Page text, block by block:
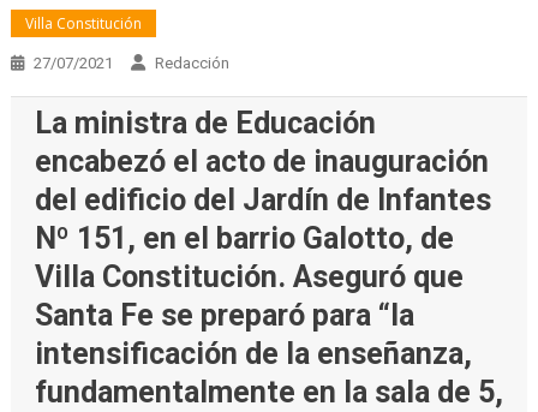
Villa Constitución
27/07/2021 Redacción
La ministra de Educación
encabezó el acto de inauguración
del edificio del Jardín de Infantes
Nº 151, en el barrio Galotto, de
Villa Constitución. Aseguró que
Santa Fe se preparó para “la
intensificación de la enseñanza,
fundamentalmente en la sala de 5,